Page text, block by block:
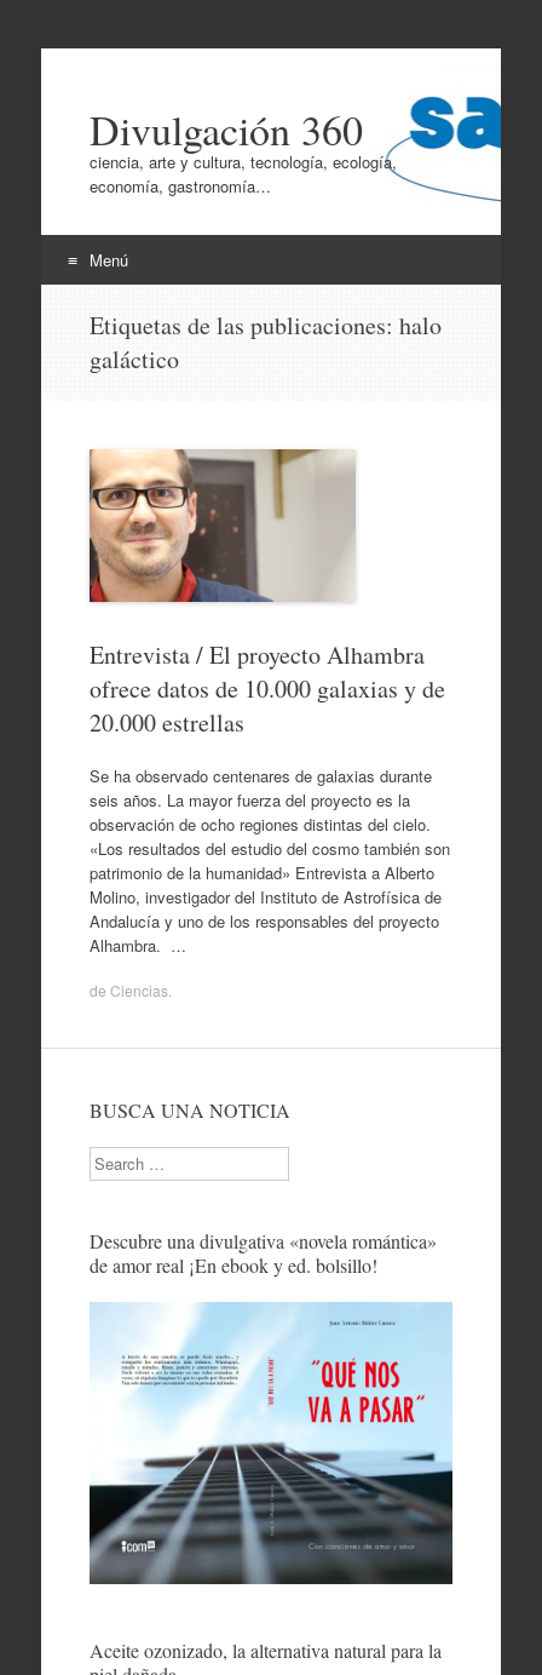
Divulgación 360
ciencia, arte y cultura, tecnología, ecología,
economía, gastronomía…
Menú
contenido
Etiquetas de las publicaciones: halo
galáctico
Entrevista / El proyecto Alhambra
ofrece datos de 10.000 galaxias y de
20.000 estrellas
Se ha observado centenares de galaxias durante
seis años. La mayor fuerza del proyecto es la
observación de ocho regiones distintas del cielo.
«Los resultados del estudio del cosmo también son
patrimonio de la humanidad» Entrevista a Alberto
Molino, investigador del Instituto de Astrofísica de
Andalucía y uno de los responsables del proyecto
Alhambra. …
de Ciencias.
BUSCA UNA NOTICIA
Search
Descubre una divulgativa «novela romántica»
de amor real ¡En ebook y ed. bolsillo!
Aceite ozonizado, la alternativa natural para la